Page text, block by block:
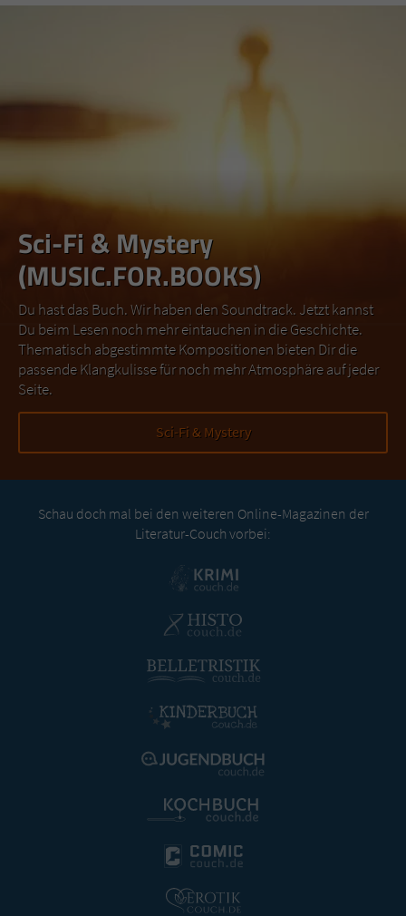
Sci-Fi & Mystery
(MUSIC.FOR.BOOKS)
Du hast das Buch. Wir haben den Soundtrack. Jetzt kannst
Du beim Lesen noch mehr eintauchen in die Geschichte.
Thematisch abgestimmte Kompositionen bieten Dir die
passende Klangkulisse für noch mehr Atmosphäre auf jeder
Seite.
Sci-Fi & Mystery
Schau doch mal bei den weiteren Online-Magazinen der
Literatur-Couch vorbei: